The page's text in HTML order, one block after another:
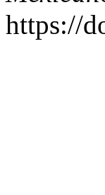
https://